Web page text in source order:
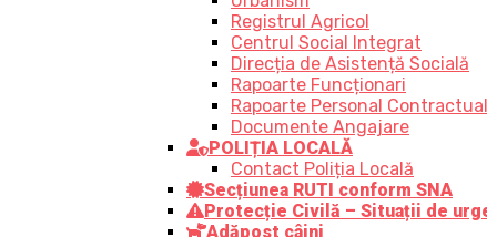
Registrul Agricol
Centrul Social Integrat
Direcția de Asistență Socială
Rapoarte Funcționari
Rapoarte Personal Contractual
Documente Angajare
POLIȚIA LOCALĂ
Contact Poliția Locală
Secțiunea RUTI conform SNA
Protecție Civilă – Situații de
Adăpost câini